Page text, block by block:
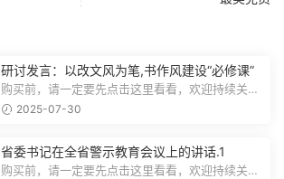
研讨发言：以改文风为笔,书作风建设“必修课”
购买前，请一定要先点击这里看看，欢迎持续关
注，精彩模板每天推送预览结束，本文...
2025-07-30
省委书记在全省警示教育会议上的讲话.1
购买前，请一定要先点击这里看看，欢迎持续关